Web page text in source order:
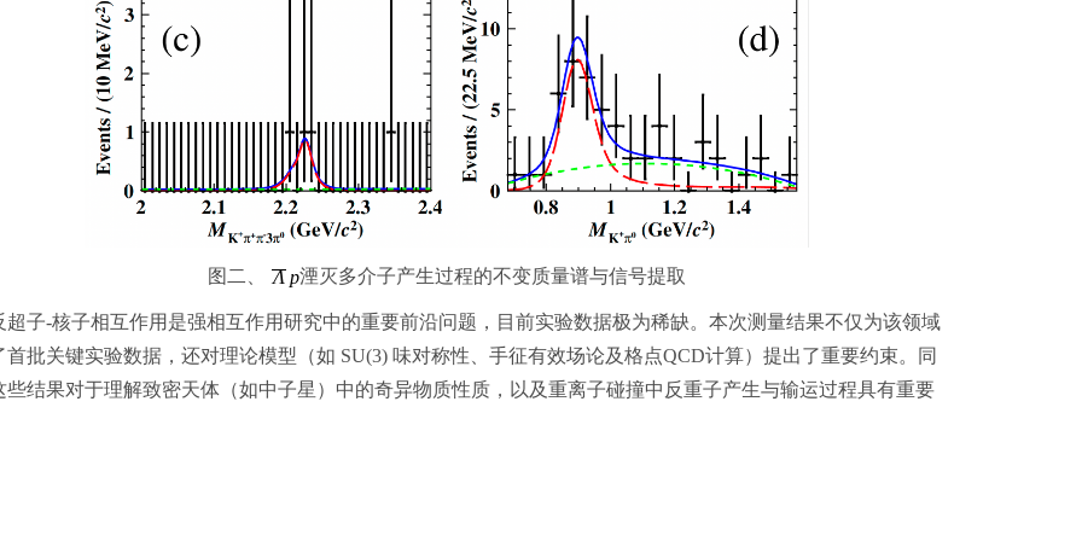
图二、 湮灭多介子产生过程的不变质量谱与信号提取
超子-核子相互作用是强相互作用研究中的重要前沿问题，目前实验数据极为稀缺。本次测量结果不仅为该领域
首批关键实验数据，还对理论模型（如 SU(3) 味对称性、手征有效场论及格点QCD计算）提出了重要约束。同
些结果对于理解致密天体（如中子星）中的奇异物质性质，以及重离子碰撞中反重子产生与输运过程具有重要